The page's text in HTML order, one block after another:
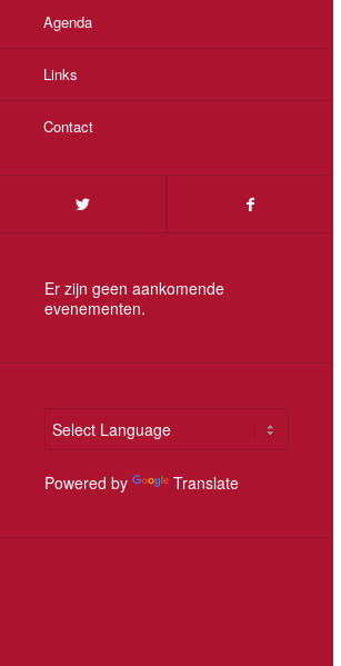
Agenda
Links
Contact
Er zijn geen aankomende
evenementen.
Powered by Translate